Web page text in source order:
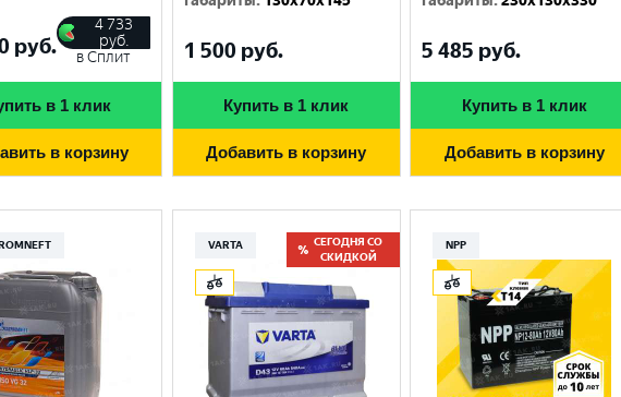
руб.
4 733
руб.
в Сплит
в 1 клик
в корзину
1 500 руб.
Купить в 1 клик
Добавить в корзину
5 485 руб.
Купить в 1 клик
Добавить в корзину
VARTA
СЕГОДНЯ СО
СКИДКОЙ
NPP